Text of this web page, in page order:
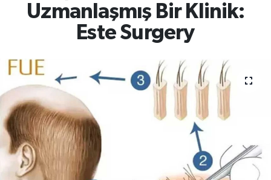
Uzmanlaşmış Bir Klinik:
Este Surgery
Tüm Manşetler
Son Dakika Haberleri
Haber Arşivi